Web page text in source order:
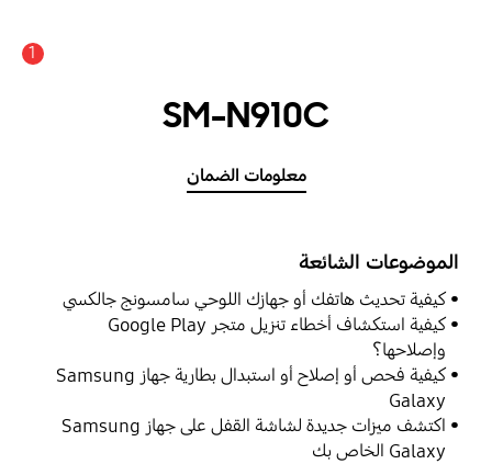
1
SM-N910C
معلومات الضمان
الموضوعات الشائعة
كيفية تحديث هاتفك أو جهازك اللوحي سامسونج جالكسي
كيفية استكشاف أخطاء تنزيل متجر Google Play
وإصلاحها؟
كيفية فحص أو إصلاح أو استبدال بطارية جهاز Samsung
Galaxy
اكتشف ميزات جديدة لشاشة القفل على جهاز Samsung
Galaxy الخاص بك